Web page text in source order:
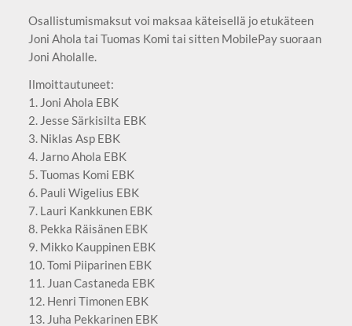
Osallistumismaksut voi maksaa käteisellä jo etukäteen
Joni Ahola tai Tuomas Komi tai sitten MobilePay suoraan
Joni Aholalle.
Ilmoittautuneet:
1. Joni Ahola EBK
2. Jesse Särkisilta EBK
3. Niklas Asp EBK
4. Jarno Ahola EBK
5. Tuomas Komi EBK
6. Pauli Wigelius EBK
7. Lauri Kankkunen EBK
8. Pekka Räisänen EBK
9. Mikko Kauppinen EBK
10. Tomi Piiparinen EBK
11. Juan Castaneda EBK
12. Henri Timonen EBK
13. Juha Pekkarinen EBK